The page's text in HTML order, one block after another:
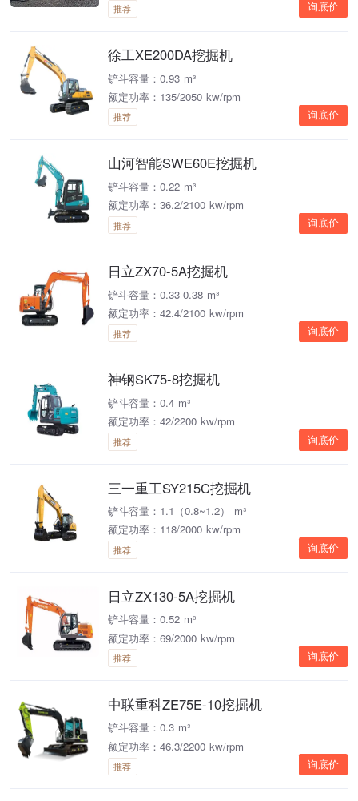
推荐 询底价
徐工XE200DA挖掘机
铲斗容量：0.93 m³
额定功率：135/2050 kw/rpm
推荐 询底价
山河智能SWE60E挖掘机
铲斗容量：0.22 m³
额定功率：36.2/2100 kw/rpm
推荐 询底价
日立ZX70-5A挖掘机
铲斗容量：0.33-0.38 m³
额定功率：42.4/2100 kw/rpm
推荐 询底价
神钢SK75-8挖掘机
铲斗容量：0.4 m³
额定功率：42/2200 kw/rpm
推荐 询底价
三一重工SY215C挖掘机
铲斗容量：1.1（0.8~1.2） m³
额定功率：118/2000 kw/rpm
推荐 询底价
日立ZX130-5A挖掘机
铲斗容量：0.52 m³
额定功率：69/2000 kw/rpm
推荐 询底价
中联重科ZE75E-10挖掘机
铲斗容量：0.3 m³
额定功率：46.3/2200 kw/rpm
推荐 询底价